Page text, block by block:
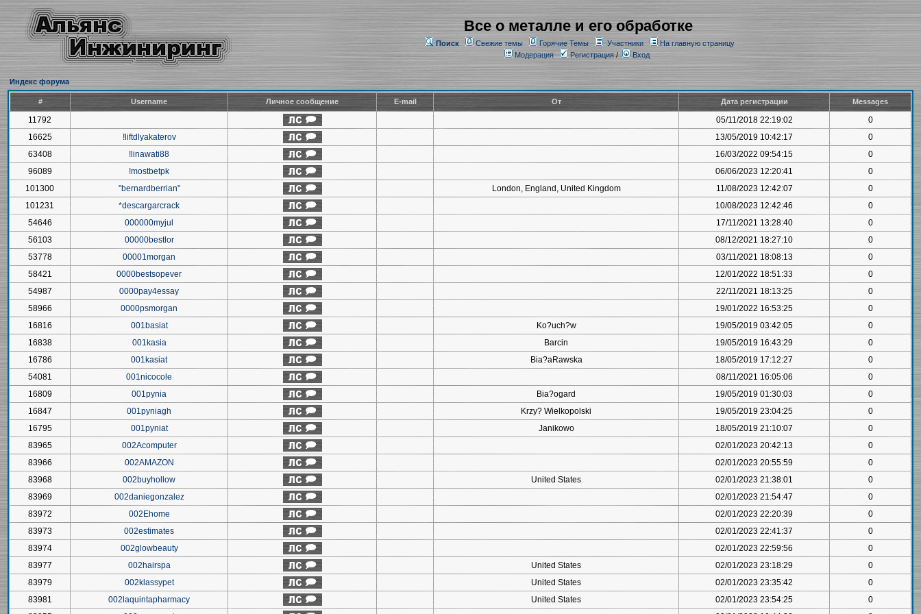
Все о металле и его обработке
Поиск Свежие темы Горячие Темы Участники
На главную страницу
Модерация
Регистрация/ Вход
Индекс форума
# Username Личное сообщение E-mail От Дата регистрации Messages
11792 05/11/2018 22:19:02
0
16625
!liftdlyakaterov 13/05/2019 10:42:17
0
63408
!linawati88 16/03/2022 09:54:15
0
96089
!mostbetpk 06/06/2023 12:20:41
0
101300
"bernardberrian" London, England, United Kingdom 11/08/2023 12:42:07
0
101231
*descargarcrack 10/08/2023 12:42:46
0
54646
000000myjul 17/11/2021 13:28:40
0
56103
00000bestlor 08/12/2021 18:27:10
0
53778
00001morgan 03/11/2021 18:08:13
0
58421
0000bestsopever 12/01/2022 18:51:33
0
54987
0000pay4essay 22/11/2021 18:13:25
0
58966
0000psmorgan 19/01/2022 16:53:25
0
16816
001basiat Ko?uch?w 19/05/2019 03:42:05
0
16838
001kasia Barcin 19/05/2019 16:43:29
0
16786
001kasiat Bia?aRawska 18/05/2019 17:12:27
0
54081
001nicocole 08/11/2021 16:05:06
0
16809
001pynia Bia?ogard 19/05/2019 01:30:03
0
16847
001pyniagh Krzy? Wielkopolski 19/05/2019 23:04:25
0
16795
001pyniat Janikowo 18/05/2019 21:10:07
0
83965
002Acomputer 02/01/2023 20:42:13
0
83966
002AMAZON 02/01/2023 20:55:59
0
83968
002buyhollow United States 02/01/2023 21:38:01
0
83969
002daniegonzalez 02/01/2023 21:54:47
0
83972
002Ehome 02/01/2023 22:20:39
0
83973
002estimates 02/01/2023 22:41:37
0
83974
002glowbeauty 02/01/2023 22:59:56
0
83977
002hairspa United States 02/01/2023 23:18:29
0
83979
002klassypet United States 02/01/2023 23:35:42
0
83981
002laquintapharmacy United States 02/01/2023 23:54:25
0